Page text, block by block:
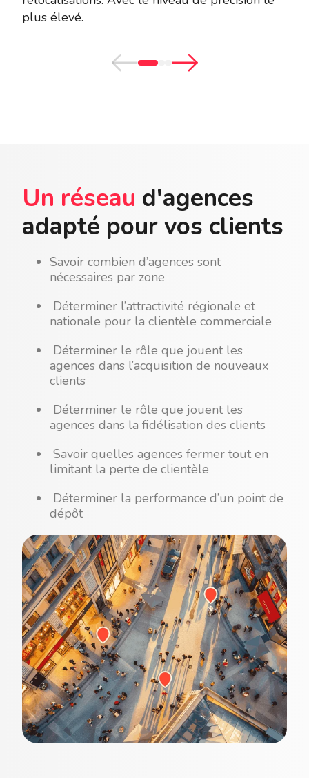
plus élevé.
Un réseau d'agences
adapté pour vos clients
Savoir combien d’agences sont
nécessaires par zone
Déterminer l’attractivité régionale et
nationale pour la clientèle commerciale
Déterminer le rôle que jouent les
agences dans l’acquisition de nouveaux
clients
Déterminer le rôle que jouent les
agences dans la fidélisation des clients
Savoir quelles agences fermer tout en
limitant la perte de clientèle
Déterminer la performance d’un point de
dépôt